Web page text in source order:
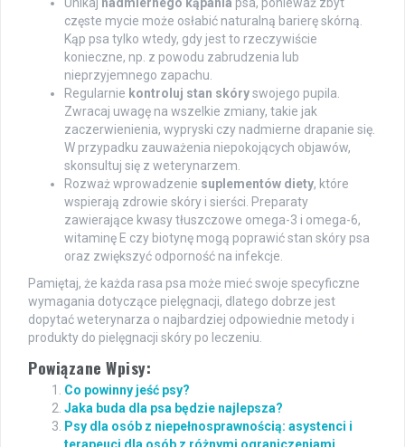
Unikaj nadmiernego kąpania psa, ponieważ zbyt
częste mycie może osłabić naturalną barierę skórną.
Kąp psa tylko wtedy, gdy jest to rzeczywiście
konieczne, np. z powodu zabrudzenia lub
nieprzyjemnego zapachu.
Regularnie kontroluj stan skóryswojego pupila.
Zwracaj uwagę na wszelkie zmiany, takie jak
zaczerwienienia, wypryski czy nadmierne drapanie się.
W przypadku zauważenia niepokojących objawów,
skonsultuj się z weterynarzem.
Rozważ wprowadzenie suplementów diety, które
wspierają zdrowie skóry i sierści. Preparaty
zawierające kwasy tłuszczowe omega-3 i omega-6,
witaminę E czy biotynę mogą poprawić stan skóry psa
oraz zwiększyć odporność na infekcje.
Pamiętaj, że każda rasa psa może mieć swoje specyficzne
wymagania dotyczące pielęgnacji, dlatego dobrze jest
dopytać weterynarza o najbardziej odpowiednie metody i
produkty do pielęgnacji skóry po leczeniu.
Powiązane Wpisy:
Co powinny jeść psy?
Jaka buda dla psa będzie najlepsza?
Psy dla osób z niepełnosprawnością: asystenci i